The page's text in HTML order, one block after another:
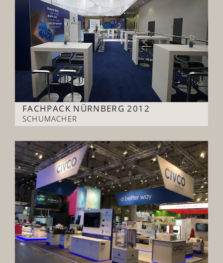
FACHPACK NÜRNBERG 2012
SCHUMACHER